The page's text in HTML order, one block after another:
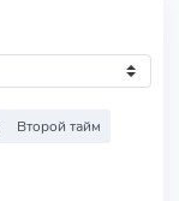
Второй тайм